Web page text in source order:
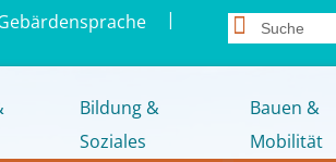
|
Bildung &
Soziales
Bauen &
Mobilität